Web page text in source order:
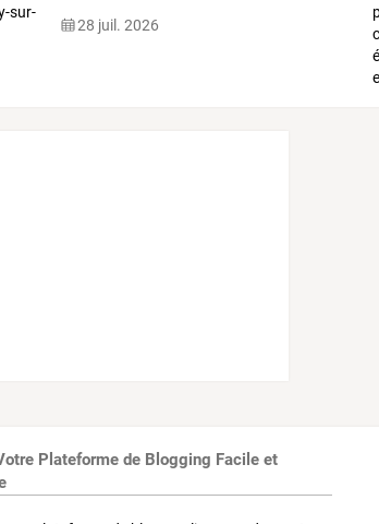
28 juil. 2026
Plateforme de Blogging Facile et